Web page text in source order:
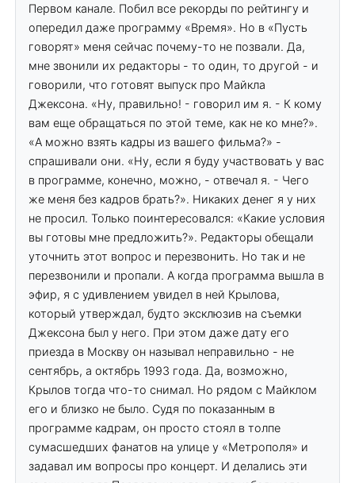
Первом канале. Побил все рекорды по рейтингу и
опередил даже программу «Время». Но в «Пусть
говорят» меня сейчас почему-то не позвали. Да,
мне звонили их редакторы - то один, то другой - и
говорили, что готовят выпуск про Майкла
Джексона. «Ну, правильно! - говорил им я. - К кому
вам еще обращаться по этой теме, как не ко мне?».
«А можно взять кадры из вашего фильма?» -
спрашивали они. «Ну, если я буду участвовать у вас
в программе, конечно, можно, - отвечал я. - Чего
же меня без кадров брать?». Никаких денег я у них
не просил. Только поинтересовался: «Какие условия
вы готовы мне предложить?». Редакторы обещали
уточнить этот вопрос и перезвонить. Но так и не
перезвонили и пропали. А когда программа вышла в
эфир, я с удивлением увидел в ней Крылова,
который утверждал, будто эксклюзив на съемки
Джексона был у него. При этом даже дату его
приезда в Москву он называл неправильно - не
сентябрь, а октябрь 1993 года. Да, возможно,
Крылов тогда что-то снимал. Но рядом с Майклом
его и близко не было. Судя по показанным в
программе кадрам, он просто стоял в толпе
сумасшедших фанатов на улице у «Метрополя» и
задавал им вопросы про концерт. И делались эти